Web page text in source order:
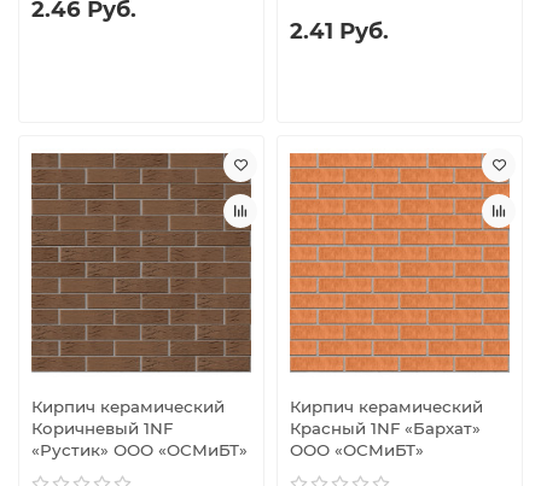
2.46 Руб.
2.41 Руб.
Кирпич керамический
Коричневый 1NF
«Рустик» ООО «ОСМиБТ»
Кирпич керамический
Красный 1NF «Бархат»
ООО «ОСМиБТ»